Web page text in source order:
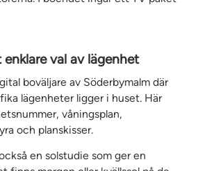
val av lägenhet
boväljare av Söderbymalm där
lägenheter ligger i huset. Här
våningsplan,
och planskisser.
en solstudie som ger en